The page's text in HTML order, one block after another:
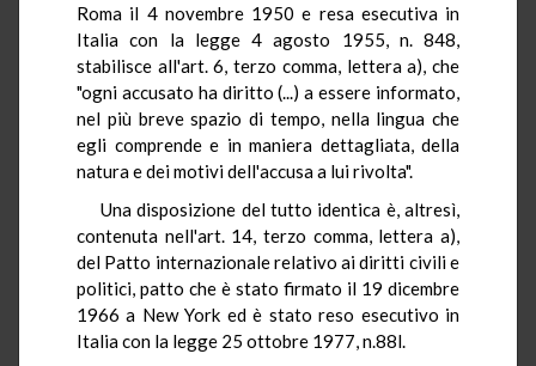
Roma il 4 novembre 1950 e resa esecutiva in
Italia con la legge 4 agosto 1955, n. 848,
stabilisce all'art. 6, terzo comma, lettera a), che
"ogni accusato ha diritto (...) a essere informato,
nel più breve spazio di tempo, nella lingua che
egli comprende e in maniera dettagliata, della
natura e dei motivi dell'accusa a lui rivolta".
Una disposizione del tutto identica è, altresì,
contenuta nell'art. 14, terzo comma, lettera a),
del Patto internazionale relativo ai diritti civili e
politici, patto che è stato firmato il 19 dicembre
1966 a New York ed è stato reso esecutivo in
Italia con la legge 25 ottobre 1977, n.88l.